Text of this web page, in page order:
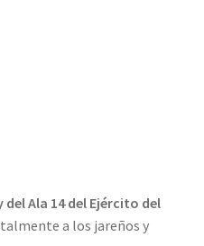
Ala 14 del Ejército del
a los jareños y